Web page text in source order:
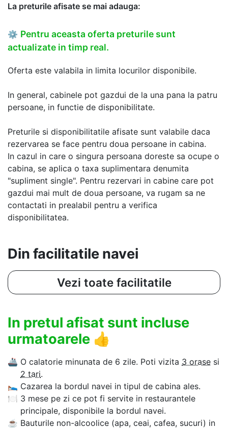
La preturile afisate se mai adauga:
⚙ Pentru aceasta oferta preturile sunt
actualizate in timp real.
Oferta este valabila in limita locurilor disponibile.
In general, cabinele pot gazdui de la una pana la patru
persoane, in functie de disponibilitate.
Preturile si disponibilitatile afisate sunt valabile daca
rezervarea se face pentru doua persoane in cabina.
In cazul in care o singura persoana doreste sa ocupe o
cabina, se aplica o taxa suplimentara denumita
"supliment single". Pentru rezervari in cabine care pot
gazdui mai mult de doua persoane, va rugam sa ne
contactati in prealabil pentru a verifica
disponibilitatea.
Din facilitatile navei
Vezi toate facilitatile
In pretul afisat sunt incluse
urmatoarele 👍
🚢 O calatorie minunata de 6 zile. Poti vizita 3 orase si
2 tari.
🛌 Cazarea la bordul navei in tipul de cabina ales.
🍽 3 mese pe zi ce pot fi servite in restaurantele
principale, disponibile la bordul navei.
☕ Bauturile non-alcoolice (apa, ceai, cafea, sucuri) in